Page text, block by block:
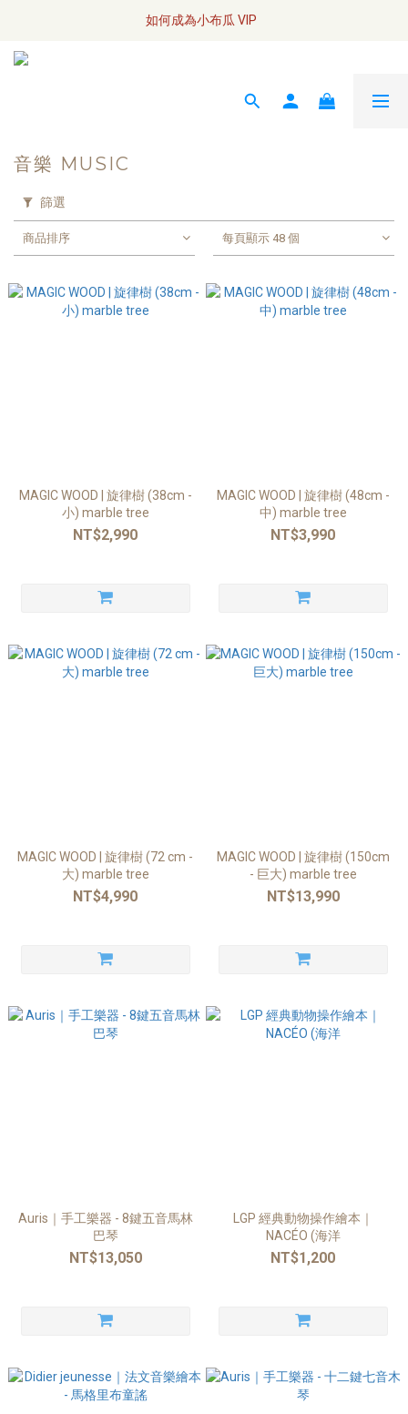
全網訂單將於7/4 開始配送
如何成為小布瓜 VIP
音樂 MUSIC
篩選
商品排序 每頁顯示 48 個
MAGIC WOOD | 旋律樹 (38cm -
小) marble tree
NT$2,990
MAGIC WOOD | 旋律樹 (48cm -
中) marble tree
NT$3,990
MAGIC WOOD | 旋律樹 (72 cm -
大) marble tree
NT$4,990
MAGIC WOOD | 旋律樹 (150cm
- 巨大) marble tree
NT$13,990
Auris｜手工樂器 - 8鍵五音馬林
巴琴
NT$13,050
LGP 經典動物操作繪本｜
NACÉO (海洋
NT$1,200